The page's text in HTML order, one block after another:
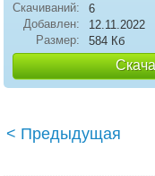
Скачиваний:
6
Добавлен:
12.11.2022
Размер:
584 Кб
< Предыдущая